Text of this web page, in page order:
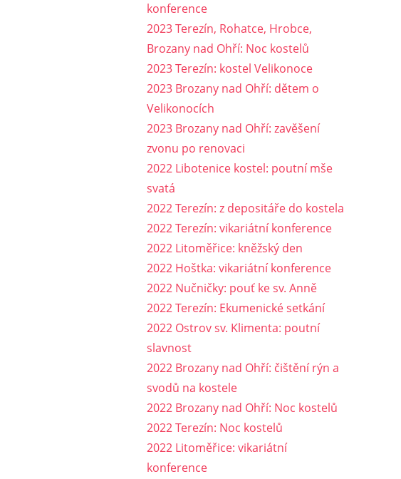
konference
2023 Terezín, Rohatce, Hrobce,
Brozany nad Ohří: Noc kostelů
2023 Terezín: kostel Velikonoce
2023 Brozany nad Ohří: dětem o
Velikonocích
2023 Brozany nad Ohří: zavěšení
zvonu po renovaci
2022 Libotenice kostel: poutní mše
svatá
2022 Terezín: z depositáře do kostela
2022 Terezín: vikariátní konference
2022 Litoměřice: kněžský den
2022 Hoštka: vikariátní konference
2022 Nučničky: pouť ke sv. Anně
2022 Terezín: Ekumenické setkání
2022 Ostrov sv. Klimenta: poutní
slavnost
2022 Brozany nad Ohří: čištění rýn a
svodů na kostele
2022 Brozany nad Ohří: Noc kostelů
2022 Terezín: Noc kostelů
2022 Litoměřice: vikariátní
konference